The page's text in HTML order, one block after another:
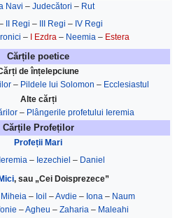
Navi – Judecători – Rut
II Regi – III Regi – IV Regi
– I Ezdra – Neemia – Estera
Cărțile poetice
de înțelepciune
– Pildele lui Solomon – Ecclesiastul
Alte cărți
– Plângerile profetului Ieremia
Cărțile Profeților
Profeții Mari
Ieremia – Iezechiel – Daniel
, sau „Cei Doisprezece”
Miheia – Ioil –Avdie – Iona – Naum
–Agheu – Zaharia – Maleahi